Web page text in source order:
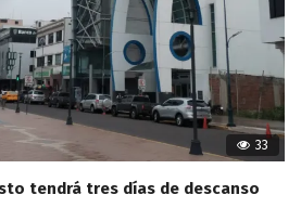
33
tendrá tres días de descanso